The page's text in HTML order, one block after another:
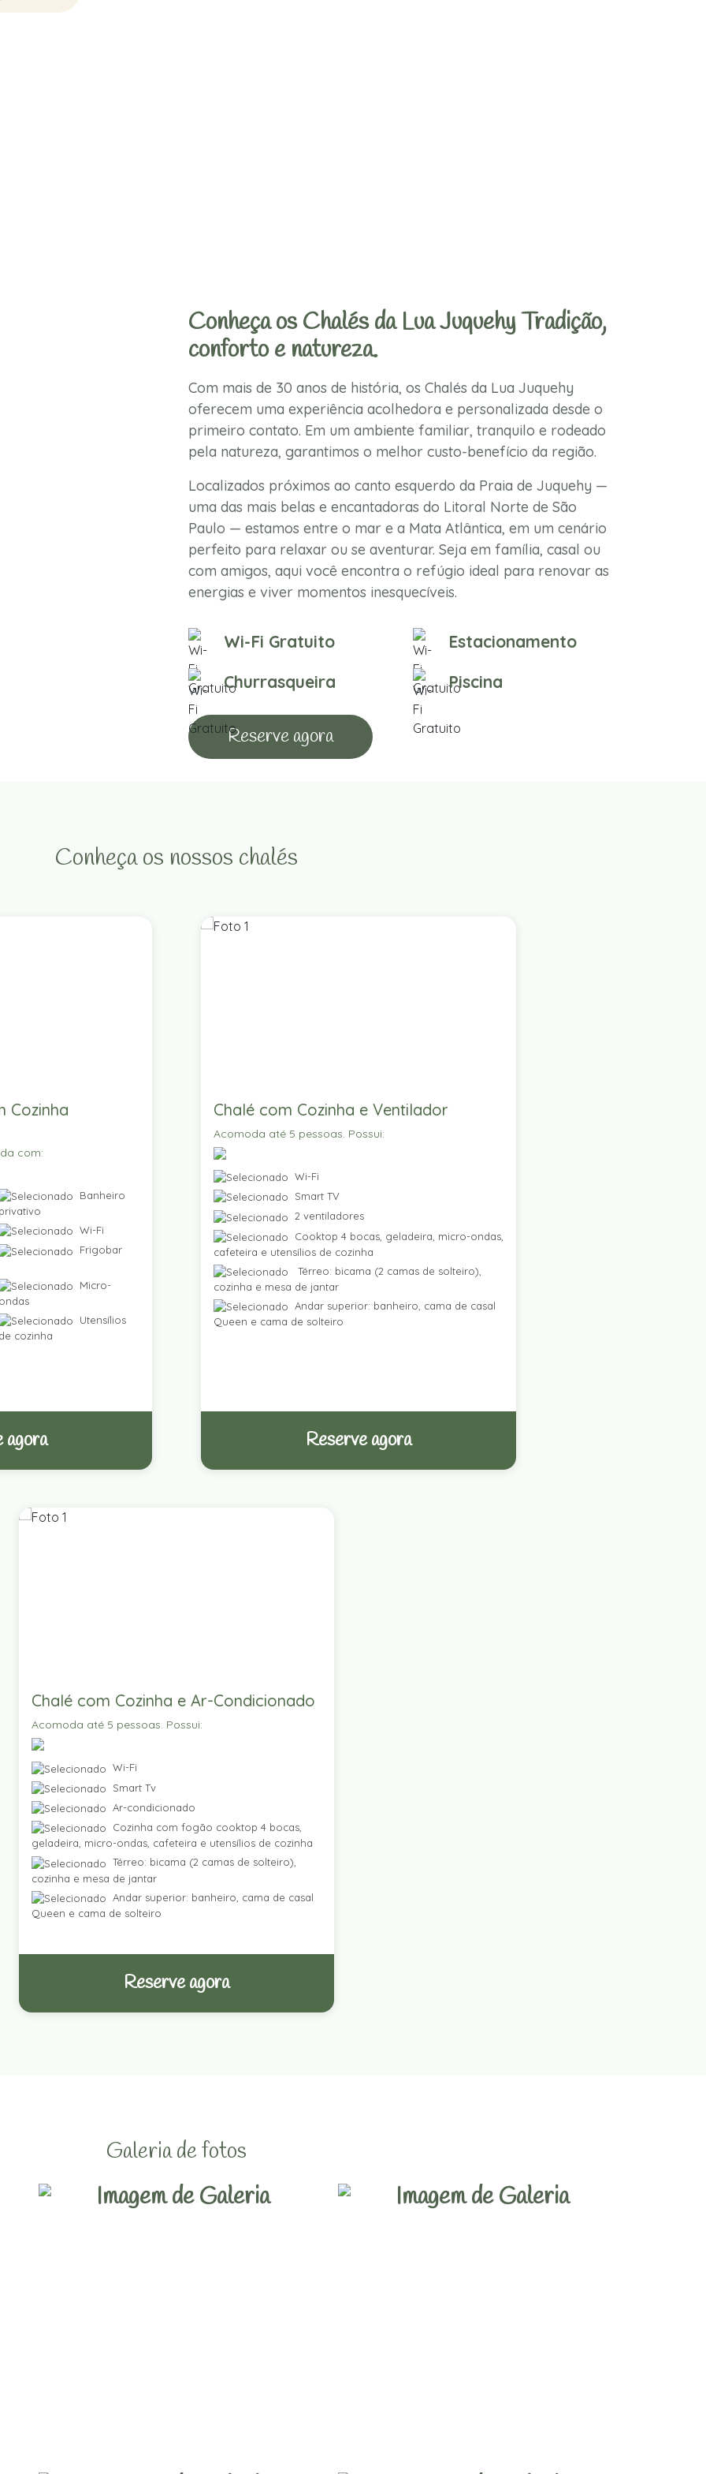
Conheça os Chalés da Lua Juquehy Tradição,
conforto e natureza.
Com mais de 30 anos de história, os Chalés da Lua Juquehy
oferecem uma experiência acolhedora e personalizada desde o
primeiro contato. Em um ambiente familiar, tranquilo e rodeado
pela natureza, garantimos o melhor custo-benefício da região.
Localizados próximos ao canto esquerdo da Praia de Juquehy —
uma das mais belas e encantadoras do Litoral Norte de São
Paulo — estamos entre o mar e a Mata Atlântica, em um cenário
perfeito para relaxar ou se aventurar. Seja em família, casal ou
com amigos, aqui você encontra o refúgio ideal para renovar as
energias e viver momentos inesquecíveis.
Wi-Fi Gratuito
Estacionamento
Churrasqueira
Piscina
Reserve agora
Conheça os nossos chalés
Cozinha
com:
Banheiro
privativo
Wi-Fi
Frigobar
Micro-
ondas
Utensílios
de cozinha
agora
Chalé com Cozinha e Ventilador
Acomoda até 5 pessoas. Possui:
Wi-Fi
Smart TV
2 ventiladores
Cooktop 4 bocas, geladeira, micro-ondas,
cafeteira e utensílios de cozinha
Térreo: bicama (2 camas de solteiro),
cozinha e mesa de jantar
Andar superior: banheiro, cama de casal
Queen e cama de solteiro
Reserve agora
Chalé com Cozinha e Ar-Condicionado
Acomoda até 5 pessoas. Possui:
Wi-Fi
Smart Tv
Ar-condicionado
Cozinha com fogão cooktop 4 bocas,
geladeira, micro-ondas, cafeteira e utensílios de cozinha
Térreo: bicama (2 camas de solteiro),
cozinha e mesa de jantar
Andar superior: banheiro, cama de casal
Queen e cama de solteiro
Reserve agora
Galeria de fotos